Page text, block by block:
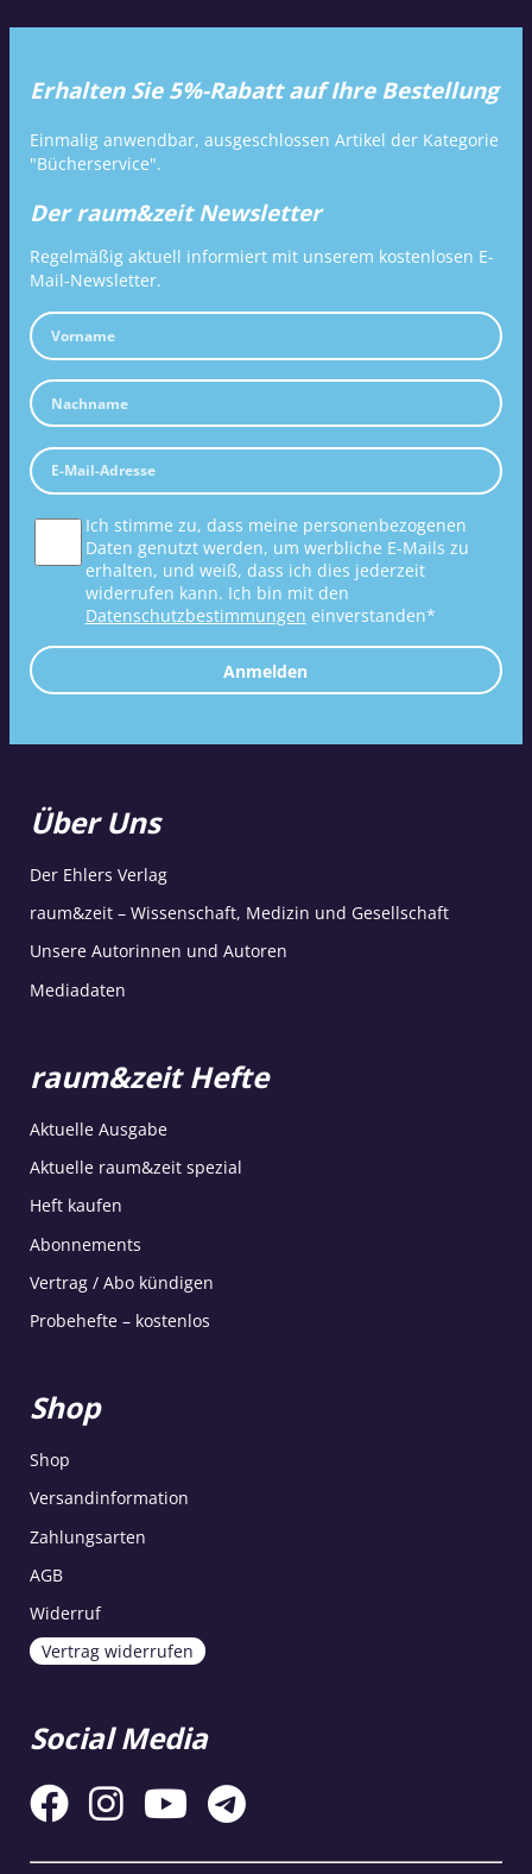
Erhalten Sie 5%-Rabatt auf Ihre Bestellung
Einmalig anwendbar, ausgeschlossen Artikel der Kategorie
"Bücherservice".
Der raum&zeit Newsletter
Regelmäßig aktuell informiert mit unserem kostenlosen E-
Mail-Newsletter.
Ich stimme zu, dass meine personenbezogenen
Daten genutzt werden, um werbliche E-Mails zu
erhalten, und weiß, dass ich dies jederzeit
widerrufen kann. Ich bin mit den
Datenschutzbestimmungen einverstanden*
Anmelden
Über Uns
Der Ehlers Verlag
raum&zeit – Wissenschaft, Medizin und Gesellschaft
Unsere Autorinnen und Autoren
Mediadaten
raum&zeit Hefte
Aktuelle Ausgabe
Aktuelle raum&zeit spezial
Heft kaufen
Abonnements
Vertrag / Abo kündigen
Probehefte – kostenlos
Shop
Shop
Versandinformation
Zahlungsarten
AGB
Widerruf
Vertrag widerrufen
Social Media